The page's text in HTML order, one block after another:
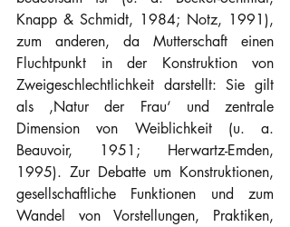
Knapp & Schmidt, 1984; Notz, 1991),
zum anderen, da Mutterschaft einen
Fluchtpunkt in der Konstruktion von
Zweigeschlechtlichkeit darstellt: Sie gilt
als ‚Natur der Frau‘ und zentrale
Dimension von Weiblichkeit (u. a.
Beauvoir, 1951; Herwartz-Emden,
1995). Zur Debatte um Konstruktionen,
gesellschaftliche Funktionen und zum
Wandel von Vorstellungen, Praktiken,